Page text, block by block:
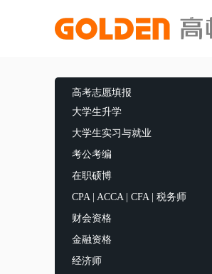
高考志愿填报
金融资格
证券从业
银行从业
期货从业
初级职称
中级职称
CPA（注册会计师）
税务师
中级经济师 HOT
证券基金
实践与管理
ACCA
CPA
CFA
CMA
FRM
CQF
USCPA
考研
高考志愿填报
大学生升学
大学生实习与就业
考公考编
在职硕博
CPA | ACCA | CFA | 税务师
财会资格
金融资格
经济师